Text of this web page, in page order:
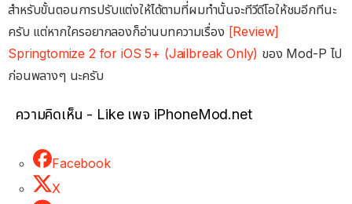
สำหรับขั้นตอนการปรับแต่งให้ได้ตามที่ผมทำนั้นจะทีวีดีโอให้ชมอีกทีนะ
ครับ แต่หากใครอยากลองก็อ่านบทความเรื่อง [Review]
Springtomize 2 for iOS 5+ (Jailbreak Only) ของ Mod-P ไป
ก่อนพลางๆ นะครับ
ความคิดเห็น - Like เพจ iPhoneMod.net
Facebook
X